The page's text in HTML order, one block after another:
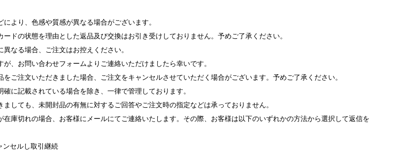
により、色感や質感が異なる場合がございます。
ードの状態を理由とした返品及び交換はお引き受けしておりません。予めご了承ください。
異なる場合、ご注文はお控えください。
、お問い合わせフォームよりご連絡いただけましたら幸いです。
ご注文いただきました場合、ご注文をキャンセルさせていただく場合がございます。予めご了承ください。
確に記載されている場合を除き、一律で管理しております。
しても、未開封品の有無に対するご回答やご注文時の指定などは承っておりません。
在庫切れの場合、お客様にメールにてご連絡いたします。その際、お客様は以下のいずれかの方法から選択して返信を
ンセルし取引継続